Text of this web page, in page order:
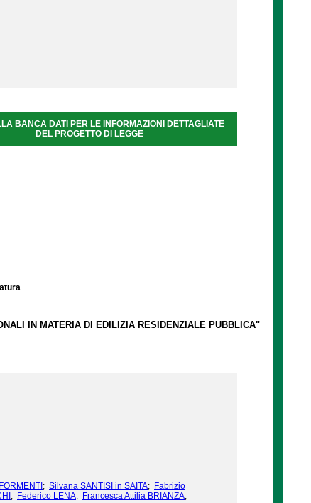
BANCA DATI PER LE INFORMAZIONI DETTAGLIATE
DEL PROGETTO DI LEGGE
IN MATERIA DI EDILIZIA RESIDENZIALE PUBBLICA"
; Silvana SANTISI in SAITA; Fabrizio
; Federico LENA; Francesca Attilia BRIANZA;